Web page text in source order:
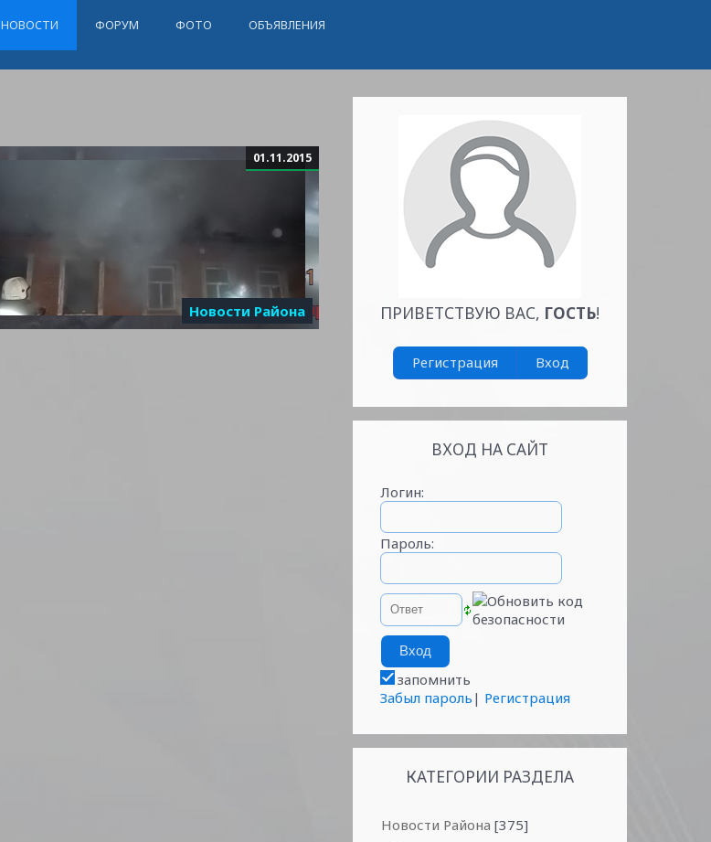
НОВОСТИ ФОРУМ ФОТО ОБЪЯВЛЕНИЯ
01.11.2015
Новости Района ПРИВЕТСТВУЮ ВАС, ГОСТЬ!
Регистрация Вход
ВХОД НА САЙТ
Логин:
Пароль:
запомнить
Забыл пароль | Регистрация
КАТЕГОРИИ РАЗДЕЛА
Новости Района [375]